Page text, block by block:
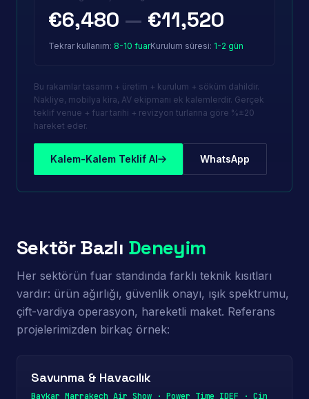
€6,480 — €11,520
Tekrar kullanım: 8-10 fuarKurulum süresi: 1-2 gün
Bu rakamlar tasarım + üretim + kurulum + söküm dahildir.
Nakliye, mobilya kira, AV ekipmanı ek kalemlerdir. Gerçek
teklif venue + fuar tarihi + revizyon turlarına göre %±20
hareket eder.
Kalem-Kalem Teklif Al WhatsApp
Sektör Bazlı Deneyim
Her sektörün fuar standında farklı teknik kısıtları
vardır: ürün ağırlığı, güvenlik onayı, ışık spektrumu,
çift-vardiya operasyon, hareketli maket. Referans
projelerimizden birkaç örnek:
Savunma & Havacılık
Baykar Marrakech Air Show · Power Time IDEF · Çin